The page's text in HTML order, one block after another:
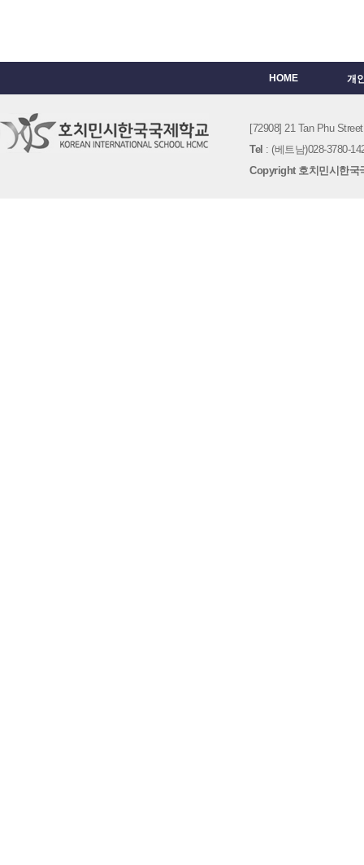
HOME 개
[72908] 21 Tan Phu
Tel : (베트남)028-3780-
Copyright 호치민시한국